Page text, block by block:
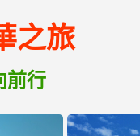
之旅
前行